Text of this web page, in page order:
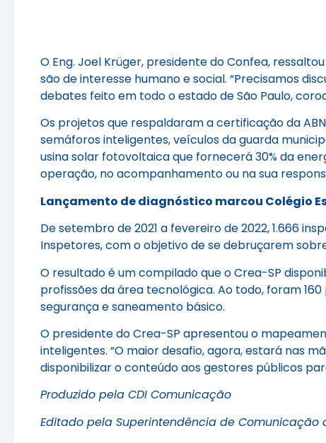
O Eng. Joel Krüger, presidente do Confea,
são de interesse humano e social. “Precisamos
debates feito em todo o estado de São Paulo,
Os projetos que respaldaram a certificação da
semáforos inteligentes, veículos da guarda
usina solar fotovoltaica que fornecerá 30% da
operação, no acompanhamento ou na sua
Lançamento de diagnóstico marcou Colégio
De setembro de 2021 a fevereiro de 2022, 1.666
Inspetores, com o objetivo de se debruçarem
O resultado é um compilado que o Crea-SP
profissões da área tecnológica. Ao todo, foram
segurança e saneamento básico.
O presidente do Crea-SP apresentou o
inteligentes. “O maior desafio, agora, estará nas
disponibilizar o conteúdo aos gestores públicos
Produzido pela CDI Comunicação
Editado pela Superintendência de Comunicação